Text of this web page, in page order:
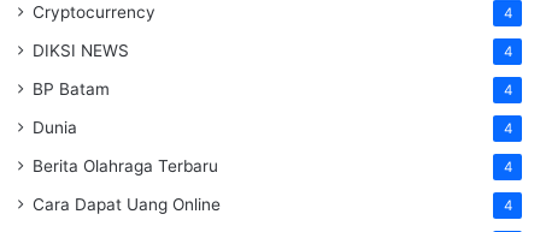
Cryptocurrency 4
DIKSI NEWS 4
BP Batam 4
Dunia 4
Berita Olahraga Terbaru 4
Cara Dapat Uang Online 4